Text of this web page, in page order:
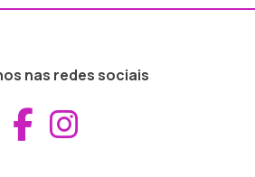
nas redes sociais
Aceder ao